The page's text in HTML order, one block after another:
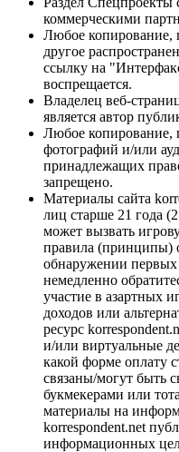
коммерческими
Любое копирование,
другое
ссылку на
воспрещается.
Владелец веб-
является автор
Любое копирование,
фотографий и/или
принадлежащих
запрещено.
Материалы сайта
лиц старше 21 года
может вызвать
правила (принципы)
обнаружении первых
немедленно
участие в азартных
доходов или
ресурс
и/или виртуальные
какой форме оплату
связаны/могут быть
букмекерами или
материалы на
korrespondent.net
информационных